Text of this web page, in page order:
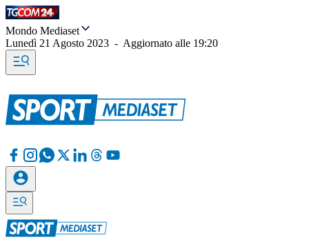
Mondo Mediaset
Lunedì 21 Agosto 2023 - Aggiornato alle 19:20